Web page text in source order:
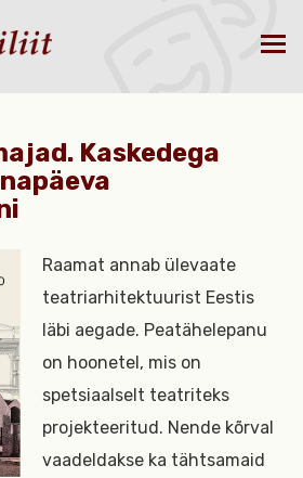
Kaskedega
Raamat annab ülevaate
teatriarhitektuurist Eestis
läbi aegade. Peatähelepanu
on hoonetel, mis on
spetsiaalselt teatriteks
projekteeritud. Nende kõrval
vaadeldakse ka tähtsamaid